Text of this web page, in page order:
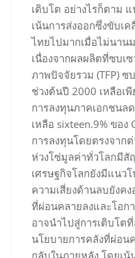
เติบโต อย่างไรก็ตาม
เน้นการส่งออกซึ่งขับเ
ไทยไปมากเมื่อไม่นาน
เนื่องจากผลผลิตที่ซบเ
ภาพปัจจัยรวม (TFP) ซ
ช่วงต้นปี 2000 เหลือเ
การลงทุนภาคเอกชนล
เหลือ sixteen.9% ขอ
การลงทุนโดยตรงจาก
ห่วงโซ่มูลค่าทั่วโลกมี
เศรษฐกิจโลกยังมีแนว
ความเสี่ยงด้านลบยัง
ที่ผ่อนคลายลงและโอก
อาจนำไปสู่การเติบโต
นโยบายการคลังที่ผ่อน
กลับในภายหลัง โดยเน้